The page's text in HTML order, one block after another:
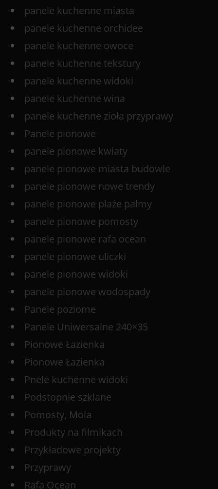
panele kuchenne miasta
panele kuchenne orchidee
panele kuchenne owoce
panele kuchenne tekstury
panele kuchenne widoki
panele kuchenne wina
panele kuchenne zioła przyprawy
Panele pionowe
panele pionowe kwiaty
panele pionowe miasta budowle
panele pionowe nowe trendy
panele pionowe plaże palmy
panele pionowe pomosty
panele pionowe rafa ocean
panele pionowe uliczki
panele pionowe widoki
panele pionowe wodospady
Panele poziome
Panele Uniwersalne 240×35
Pionowe Łazienka
Pionowe Łazienka
Pnele kuchenne widoki
Podstopnie szklane
Pomosty, Mola
Produkty na filmikach
Przykładowe projekty
Przyprawy
Rafa Ocean